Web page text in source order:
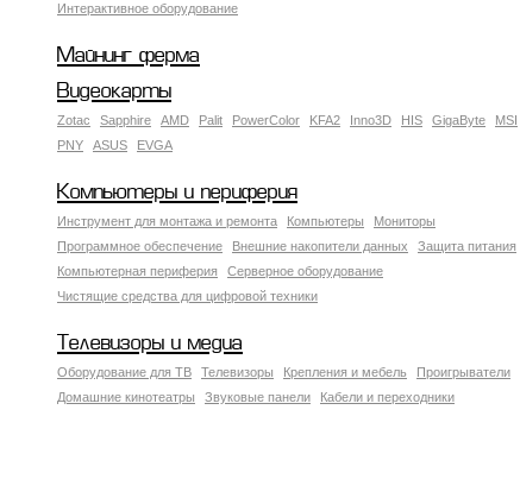
Интерактивное оборудование
Майнинг ферма
Видеокарты
Zotac Sapphire AMD Palit PowerColor KFA2 Inno3D HIS GigaByte
MSI
PNY
ASUS EVGA
Компьютеры и периферия
Инструмент для монтажа и ремонта Компьютеры
Мониторы
Программное обеспечение
Внешние накопители данных
Защита питания
Компьютерная периферия
Серверное оборудование
Чистящие средства для цифровой техники
Телевизоры и медиа
Оборудование для ТВ Телевизоры Крепления и мебель
Проигрыватели
Домашние кинотеатры
Звуковые панели Кабели и переходники